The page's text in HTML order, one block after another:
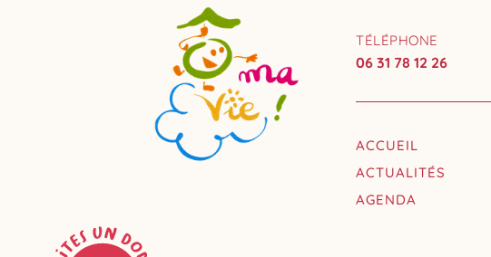
TÉLÉPHONE
06 31 78 12 26
ACCUEIL
ACTUALITÉS
AGENDA